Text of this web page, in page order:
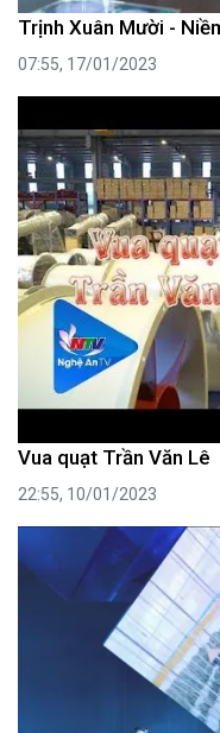
Trịnh Xuân Mười -
07:55, 17/01/2023
Vua quạt Trần Văn Lê
22:55, 10/01/2023